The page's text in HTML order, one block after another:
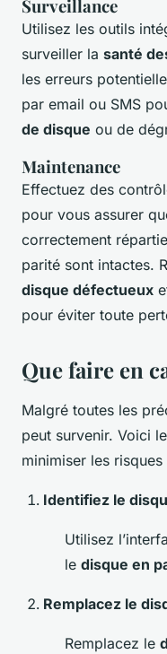
Surveillance
Utilisez les outils
surveiller la santé
les erreurs
par email ou SMS
de disque ou de
Maintenance
Effectuez des
pour vous assurer
correctement
parité sont intactes.
disque défectueux
pour éviter toute
Que faire en
Malgré toutes les
peut survenir. Voici
minimiser les
Identifiez le
Utilisez
le disque en
Remplacez le
Remplacez le